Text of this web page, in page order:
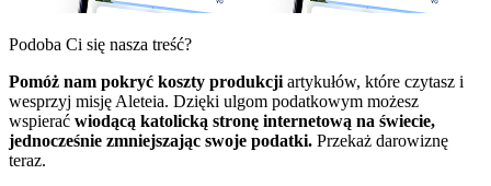
Podoba Ci się nasza treść?
Pomóż nam pokryć koszty produkcji artykułów, które czytasz i
wesprzyj misję Aleteia. Dzięki ulgom podatkowym możesz
wspierać wiodącą katolicką stronę internetową na świecie,
jednocześnie zmniejszając swoje podatki. Przekaż darowiznę
teraz.